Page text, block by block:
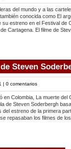
del mundo y a las
conocida como El
su estreno en el Festival de
Cartagena. El filme de
Steven
| 0 comentarios
en Colombia, La muerte del
de Steven Soderbergh
del estreno de la primera
repasaban los filmes de